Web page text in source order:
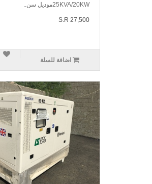
25KVA/20KWموديل سن..
S.R 27,500
اضافة للسلة